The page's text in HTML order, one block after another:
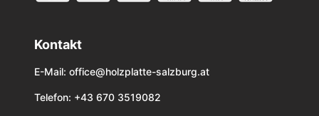
Kontakt
E-Mail: office@holzplatte-salzburg.at
Telefon: +43 670 3519082